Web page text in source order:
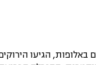
הגיעו הירוקים